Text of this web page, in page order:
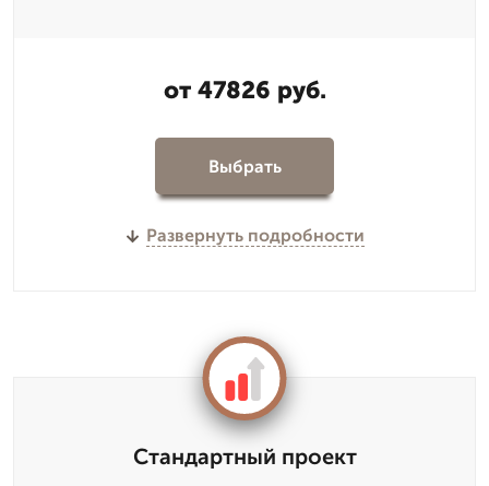
от 47826 руб.
Выбрать
Развернуть подробности
Стандартный проект